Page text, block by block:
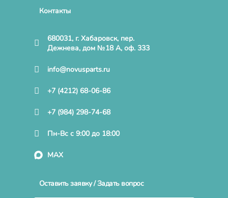
Контакты
680031, г. Хабаровск, пер.
Дежнева, дом №18 А, оф. 333
info@novusparts.ru
+7 (4212) 68-06-86
+7 (984) 298-74-68
Пн-Вс с 9:00 до 18:00
MAX
Оставить заявку / Задать вопрос